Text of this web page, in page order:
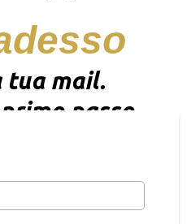
tua mail.
passo.